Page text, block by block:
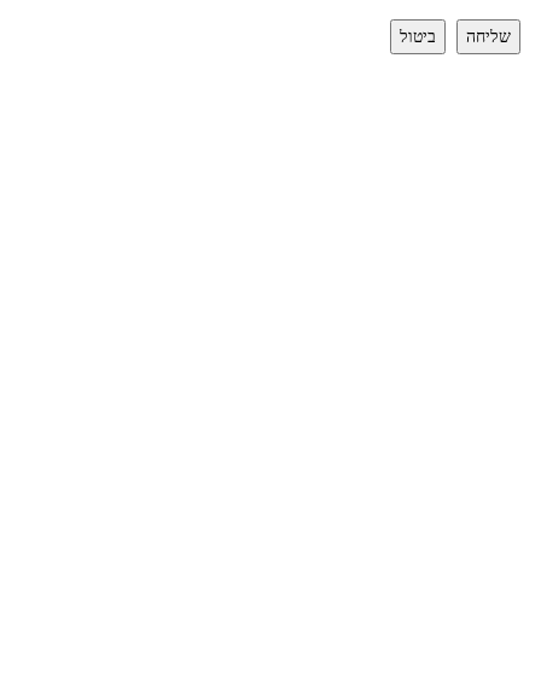
שליחה ביטול